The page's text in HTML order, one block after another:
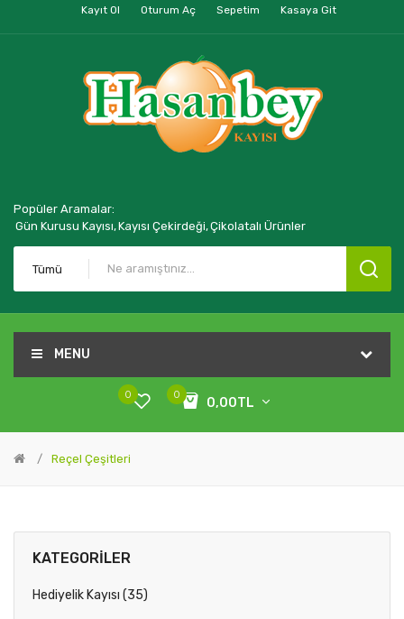
Kayıt Ol Oturum Aç Sepetim Kasaya Git
Popüler Aramalar:
Gün Kurusu Kayısı,Kayısı Çekirdeği,Çikolatalı Ürünler
Tümü
MENU
0
0,00TL
0
Reçel Çeşitleri
KATEGORILER
Hediyelik Kayısı (35)